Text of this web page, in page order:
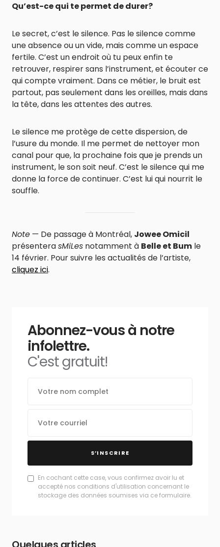
Qu’est-ce qui te permet de durer?
Le secret, c’est le silence. Pas le silence comme
une absence ou un vide, mais comme un espace
fertile. C’est un endroit où tu peux enfin te
retrouver, respirer sans l’instrument, et écouter ce
qui compte vraiment. Dans ce métier, le bruit est
partout, pas seulement dans les oreilles, mais dans
la tête, dans les attentes des autres.
Le silence me protège de cette dispersion, de
l’usure du monde. Il me permet de nettoyer mon
canal pour que, la prochaine fois que je prends un
instrument, le son soit neuf. C’est le silence qui me
donne la force de continuer. C’est lui qui nourrit le
souffle.
Note — De passage à Montréal, Jowee Omicil
présenterasMiLes notamment à Belle et Bum le
14 février. Pour suivre les actualités de l’artiste,
cliquez ici.
Abonnez-vous à notre
infolettre.
C'est gratuit!
S’INSCRIRE
En cochant cette case, vous confirmez avoir lu et
accepté nos conditions d'utilisation concernant le
stockage des données soumises via ce formulaire.